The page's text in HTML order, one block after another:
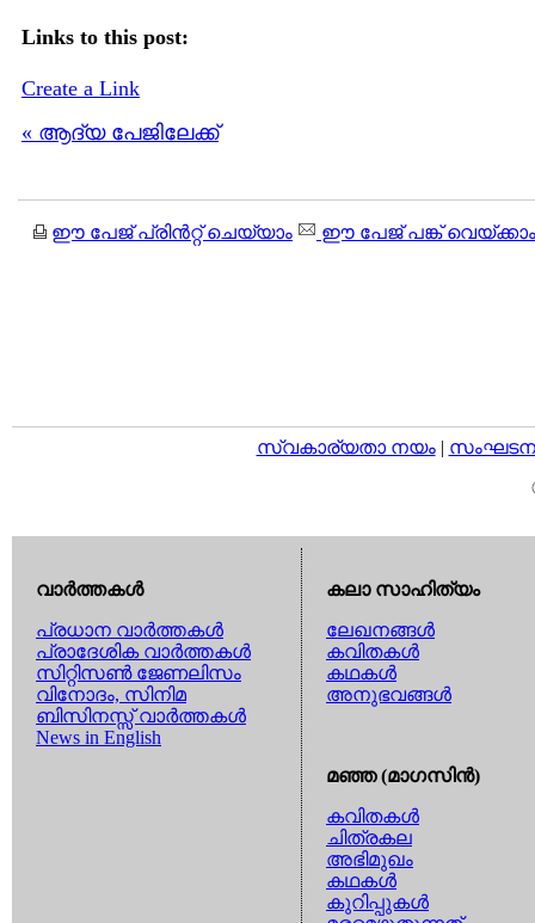
Links to this post:
Create a Link
« ആദ്യ പേജിലേക്ക്
ഈ പേജ് പ്രിന്‍റ്റ് ചെയ്യാം ഈ പേജ് പങ്ക് വെയ്ക്കാം
സ്വകാര്യതാ നയം|
വാര്‍ത്തകള്‍
പ്രധാന വാര്‍ത്തകള്‍
പ്രാദേശിക വാര്‍ത്തകള്‍
സിറ്റിസണ്‍ ജേണലിസം
വിനോദം, സിനിമ
ബിസിനസ്സ് വാര്‍ത്തകള്‍
News in English
കലാ സാഹിത്യം
ലേഖനങ്ങള്‍
കവിതകള്‍
കഥകള്‍
അനുഭവങ്ങള്‍
മഞ്ഞ (മാഗസിന്‍)
കവിതകള്‍
ചിത്രകല
അഭിമുഖം
കഥകള്‍
കുറിപ്പുകള്‍